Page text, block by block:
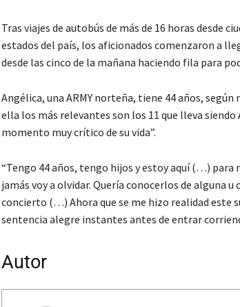
Tras viajes de autobús de más de 16 horas desde
estados del país, los aficionados comenzaron a
desde las cinco de la mañana haciendo fila para
Angélica, una ARMY norteña, tiene 44 años,
ella los más relevantes son los 11 que lleva siendo
momento muy crítico de su vida”.
“Tengo 44 años, tengo hijos y estoy aquí (…) para
jamás voy a olvidar. Quería conocerlos de alguna
concierto (…) Ahora que se me hizo realidad este
sentencia alegre instantes antes de entrar
Autor